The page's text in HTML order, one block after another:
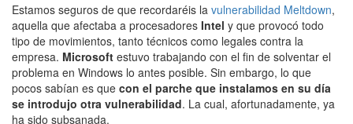
Estamos seguros de que recordaréis la vulnerabilidad Meltdown,
aquella que afectaba a procesadores Intel y que provocó todo
tipo de movimientos, tanto técnicos como legales contra la
empresa. Microsoft estuvo trabajando con el fin de solventar el
problema en Windows lo antes posible. Sin embargo, lo que
pocos sabían es que con el parche que instalamos en su día
se introdujo otra vulnerabilidad. La cual, afortunadamente, ya
ha sido subsanada.